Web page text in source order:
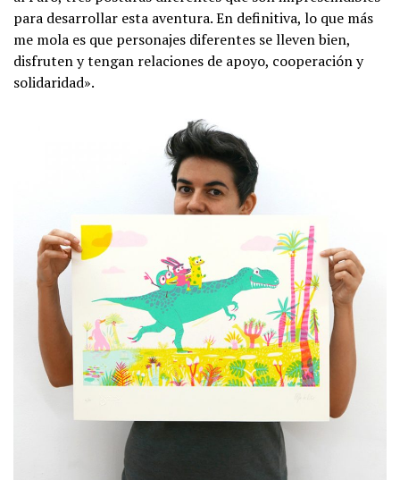
para desarrollar esta aventura. En definitiva, lo que más
me mola es que personajes diferentes se lleven bien,
disfruten y tengan relaciones de apoyo, cooperación y
solidaridad».